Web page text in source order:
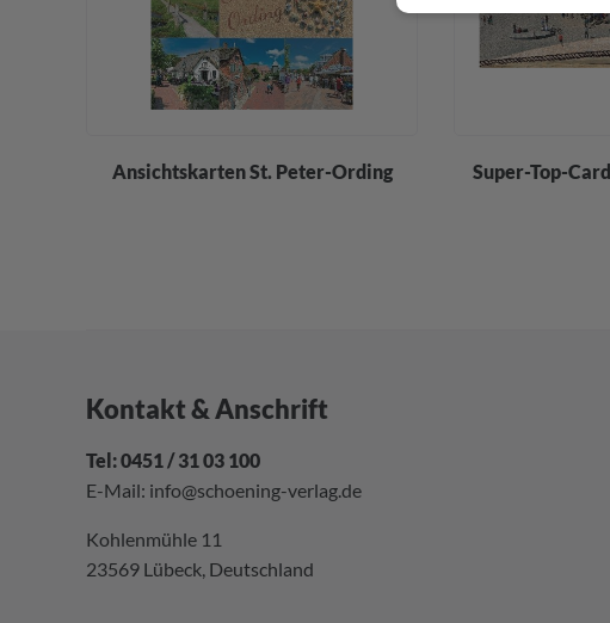
Ansichtskarten St. Peter-Ording Super-Top-
Kontakt & Anschrift
Tel: 0451 / 31 03 100
E-Mail: info@schoening-verlag.de
Kohlenmühle 11
23569 Lübeck, Deutschland